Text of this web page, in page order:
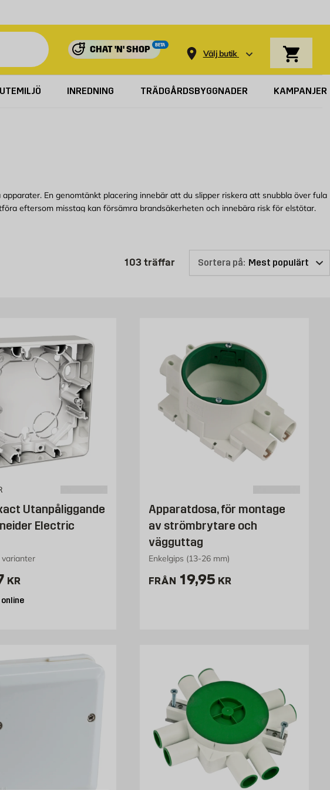
CHAT 'N' SHOP
BETA
Välj butik
INREDNING TRÄDGÅRDSBYGGNADER KAMPANJER
En genomtänkt placering innebär att du slipper riskera att snubbla över fula
eftersom misstag kan försämra brandsäkerheten och innebära risk för elstötar.
professionella eltjänster om du vill genomföra ett större projekt i ditt hem eller
det förmodligen dags att göra en insats. Om du bara vill ha nya praktiska funktioner
du behöver.
103 träffarProduktlistan är uppdaterad:
Sortera på:
Utanpåliggande
Electric
varianter
47 kr
KR
Apparatdosa, för montage
av strömbrytare och
vägguttag
Enkelgips (13-26 mm)
FRÅN Pris 19.95 kr
19,95 KR